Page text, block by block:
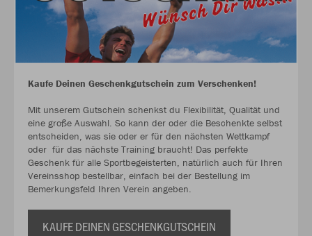
Kaufe Deinen Geschenkgutschein zum Verschenken!
Mit unserem Gutschein schenkst du Flexibilität, Qualität und
eine große Auswahl. So kann der oder die Beschenkte selbst
entscheiden, was sie oder er für den nächsten Wettkampf
oder für das nächste Training braucht! Das perfekte
Geschenk für alle Sportbegeisterten, natürlich auch für Ihren
Vereinsshop bestellbar, einfach bei der Bestellung im
Bemerkungsfeld Ihren Verein angeben.
KAUFE DEINEN GESCHENKGUTSCHEIN